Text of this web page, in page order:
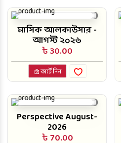
মাসিক আলকাউসার -
আগস্ট ২০২৬
৳ 30.00
কার্টে নিন
Perspective August-
2026
৳ 70.00